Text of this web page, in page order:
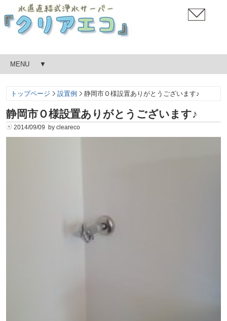
MENU
トップページ 設置例 静岡市Ｏ様設置ありがとうございます♪
静岡市Ｏ様設置ありがとうございます♪
2014/09/09 by cleareco